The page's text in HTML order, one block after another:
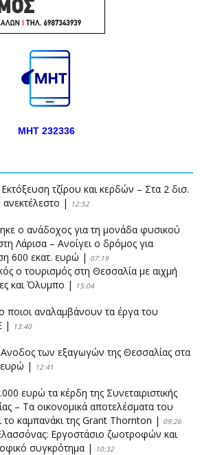
ΜΗΤ 232336
τζίρου και κερδών – Στα 2 δισ.
| 12:52
ο ανάδοχος για τη μονάδα φυσικού
Λάρισα – Ανοίγει ο δρόμος για
600 εκατ. ευρώ | 07:19
ο τουρισμός στη Θεσσαλία με αιχμή
και Όλυμπο | 15:04
ποιοι αναλαμβάνουν τα έργα του
| 13:40
των εξαγωγών της Θεσσαλίας στα
| 12:41
ευρώ τα κέρδη της Συνεταιριστικής
– Τα οικονομικά αποτελέσματα του
το καμπανάκι της Grant Thornton | 09:26
Εργοστάσιο ζωοτροφών και
συγκρότημα | 10:32